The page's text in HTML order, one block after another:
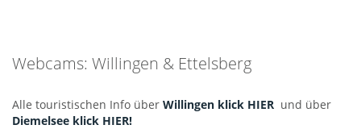
Webcams: Willingen & Ettelsberg
Alle touristischen Info über Willingen klick HIER und über
Diemelsee klick HIER!